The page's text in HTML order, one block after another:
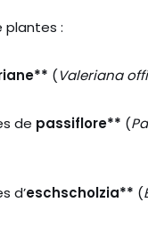
plantes :
(Valeriana
de passiflore** (
d’eschscholzia** (